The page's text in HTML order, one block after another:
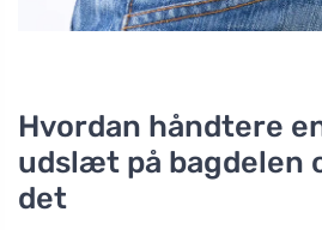
Hvordan håndtere
udslæt på bagdelen
det